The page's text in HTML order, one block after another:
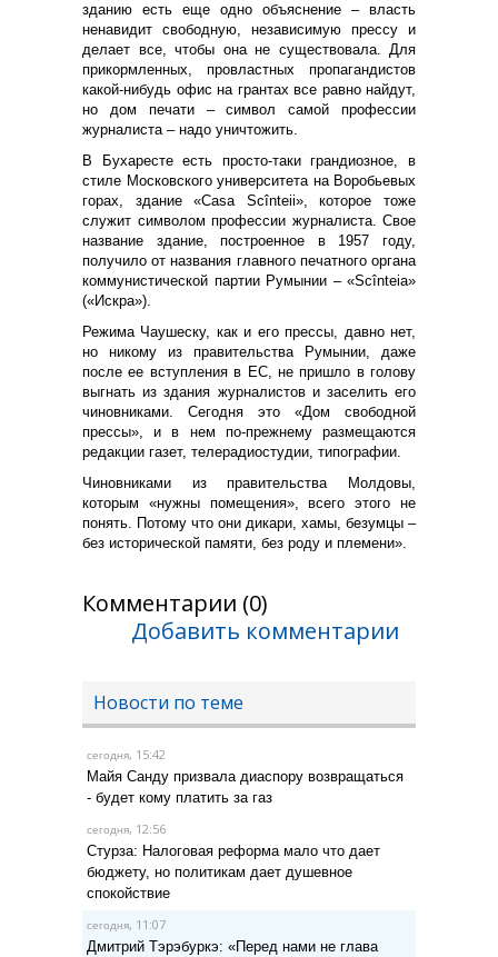
зданию есть еще одно объяснение – власть
ненавидит свободную, независимую прессу и
делает все, чтобы она не существовала. Для
прикормленных, провластных пропагандистов
какой-нибудь офис на грантах все равно найдут,
но дом печати – символ самой профессии
журналиста – надо уничтожить.
В Бухаресте есть просто-таки грандиозное, в
стиле Московского университета на Воробьевых
горах, здание «Casa Scînteii», которое тоже
служит символом профессии журналиста. Свое
название здание, построенное в 1957 году,
получило от названия главного печатного органа
коммунистической партии Румынии – «Scînteia»
(«Искра»).
Режима Чаушеску, как и его прессы, давно нет,
но никому из правительства Румынии, даже
после ее вступления в ЕС, не пришло в голову
выгнать из здания журналистов и заселить его
чиновниками. Сегодня это «Дом свободной
прессы», и в нем по-прежнему размещаются
редакции газет, телерадиостудии, типографии.
Чиновниками из правительства Молдовы,
которым «нужны помещения», всего этого не
понять. Потому что они дикари, хамы, безумцы –
без исторической памяти, без роду и племени».
Комментарии (0)
Добавить комментарии
Новости по теме
сегодня, 15:42
Майя Санду призвала диаспору возвращаться
- будет кому платить за газ
сегодня, 12:56
Стурза: Налоговая реформа мало что дает
бюджету, но политикам дает душевное
спокойствие
сегодня, 11:07
Дмитрий Тэрэбуркэ: «Перед нами не глава